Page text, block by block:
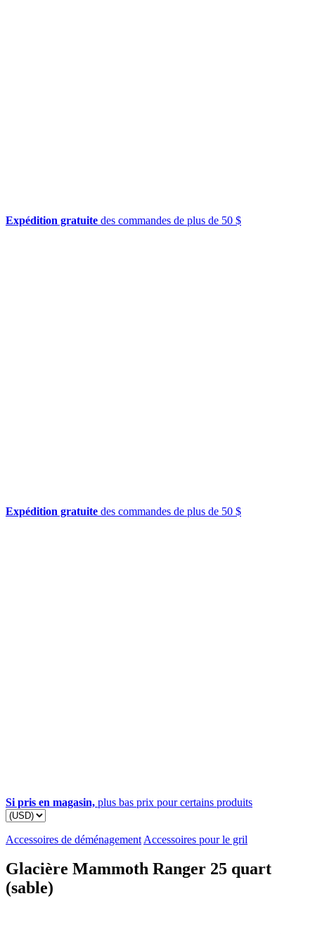
Expédition gratuite des commandes de plus de 50 $
Expédition gratuite des commandes de plus de 50 $
Si pris en magasin, plus bas prix pour certains produits
Accessoires de déménagement Accessoires pour le gril
Glacière Mammoth Ranger 25 quart
(sable)